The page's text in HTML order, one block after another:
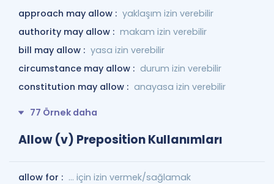
approach may allow : yaklaşım izin verebilir
authority may allow : makam izin verebilir
bill may allow : yasa izin verebilir
circumstance may allow : durum izin verebilir
constitution may allow : anayasa izin verebilir
77 Örnek daha
Allow (v) Preposition Kullanımları
allow for : … için izin vermek/sağlamak